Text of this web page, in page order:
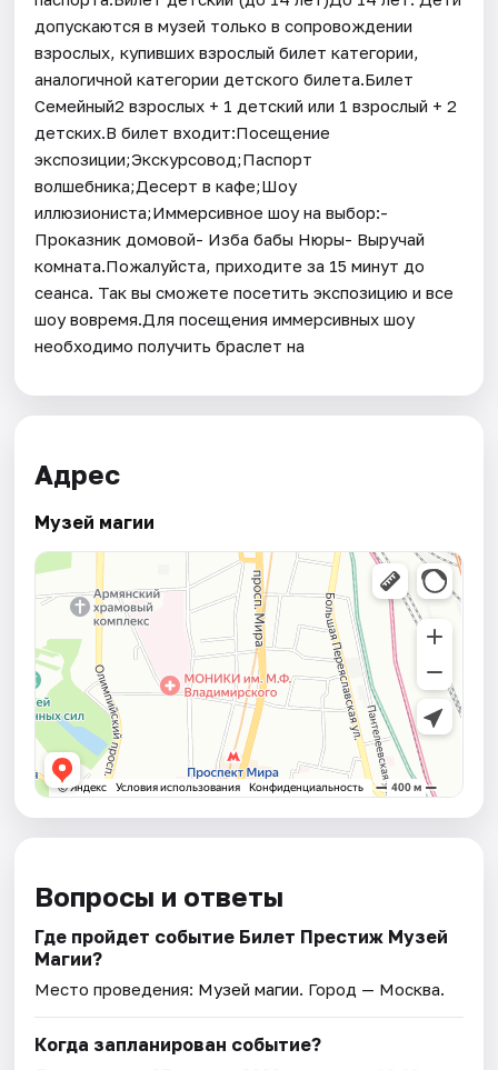
допускаются в музей только в сопровождении
взрослых, купивших взрослый билет категории,
аналогичной категории детского билета.Билет
Семейный2 взрослых + 1 детский или 1 взрослый + 2
детских.В билет входит:Посещение
экспозиции;Экскурсовод;Паспорт
волшебника;Десерт в кафе;Шоу
иллюзиониста;Иммерсивное шоу на выбор:-
Проказник домовой- Изба бабы Нюры- Выручай
комната.Пожалуйста, приходите за 15 минут до
сеанса. Так вы сможете посетить экспозицию и все
шоу вовремя.Для посещения иммерсивных шоу
необходимо получить браслет на
Адрес
Музей магии
Вопросы и ответы
Где пройдет событие Билет Престиж Музей
Магии?
Место проведения: Музей магии. Город — Москва.
Когда запланирован событие?